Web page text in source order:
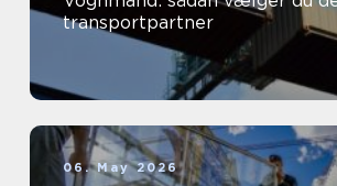
transportpartner
06. May 2026